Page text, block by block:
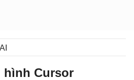
hình Cursor